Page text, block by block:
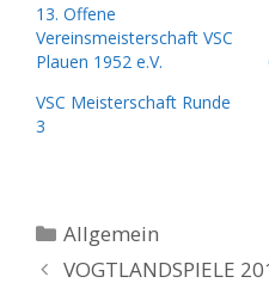
13. Offene
Vereinsmeisterschaft VSC
Plauen 1952 e.V.
VSC Meisterschaft Runde
3
Kategorien
Allgemein
VOGTLANDSPIELE